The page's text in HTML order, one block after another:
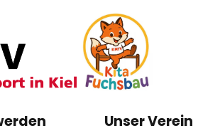
Unser Verein